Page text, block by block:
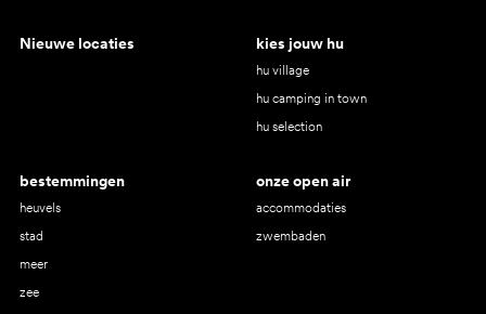
Nieuwe locaties kies jouw hu
hu village
hu camping in town
hu selection
bestemmingen
heuvels
stad
meer
zee
onze open air
accommodaties
zwembaden